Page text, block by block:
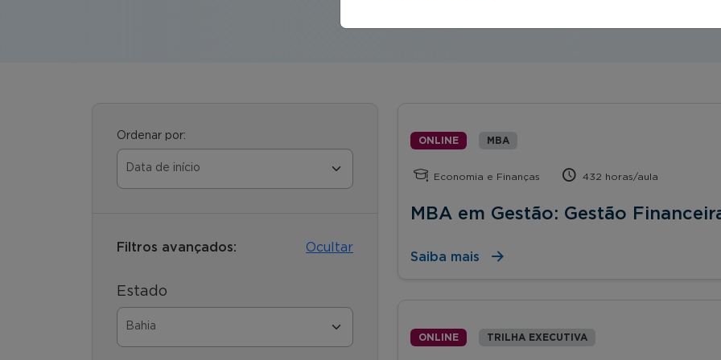
Ordenar por:
Filtros avançados: Ocultar
Estado
ONLINE MBA
Economia e Finanças 432 horas/aula
MBA em Gestão: Gestão
Saiba mais
ONLINE TRILHA EXECUTIVA